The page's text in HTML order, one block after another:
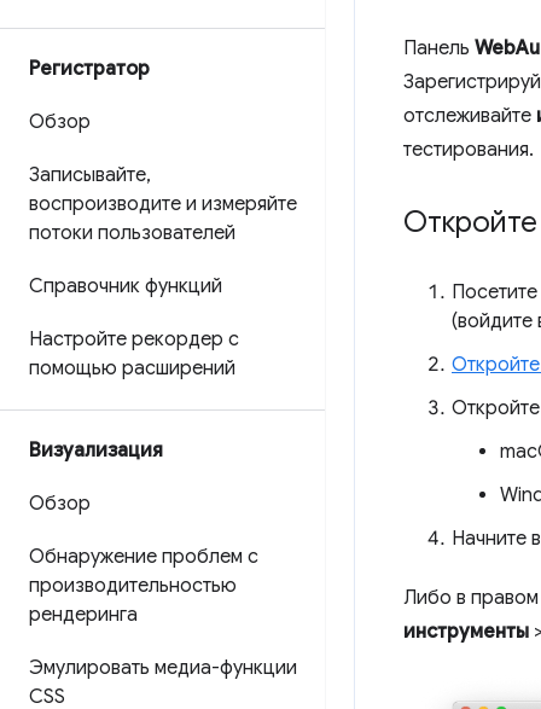
Регистратор
Обзор
Записывайте,
воспроизводите и измеряйте
потоки пользователей
Справочник функций
Настройте рекордер с
помощью расширений
Визуализация
Обзор
Обнаружение проблем с
производительностью
рендеринга
Эмулировать медиа-функции
CSS
Панель
отслеживайте
тестирования.
(войдите
Начните
Либо в
инструменты